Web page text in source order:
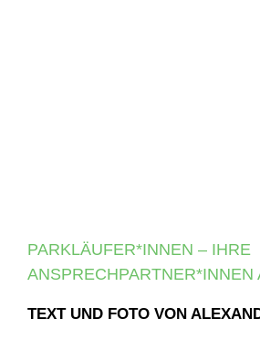
PARKLÄUFER*INNEN – IHRE
ANSPRECHPARTNER*INNEN
TEXT UND FOTO VON